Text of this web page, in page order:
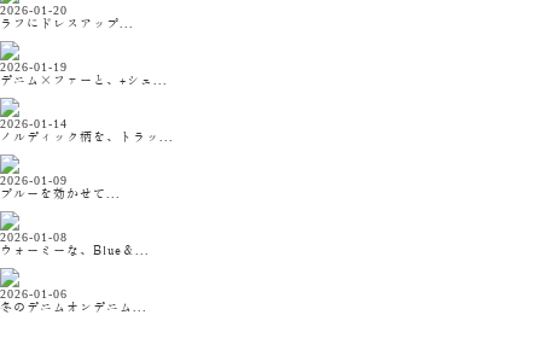
2026-01-20
ラフにドレスアップ...
2026-01-19
デニム×ファーと、+シェ...
2026-01-14
ノルディック柄を、トラッ...
2026-01-09
ブルーを効かせて...
2026-01-08
ウォーミーな、Blue＆...
2026-01-06
冬のデニムオンデニム...